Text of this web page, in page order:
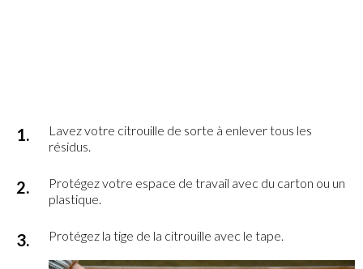
Lavez votre citrouille de sorte à enlever tous les
résidus.
Protégez votre espace de travail avec du carton ou un
plastique.
Protégez la tige de la citrouille avec le tape.